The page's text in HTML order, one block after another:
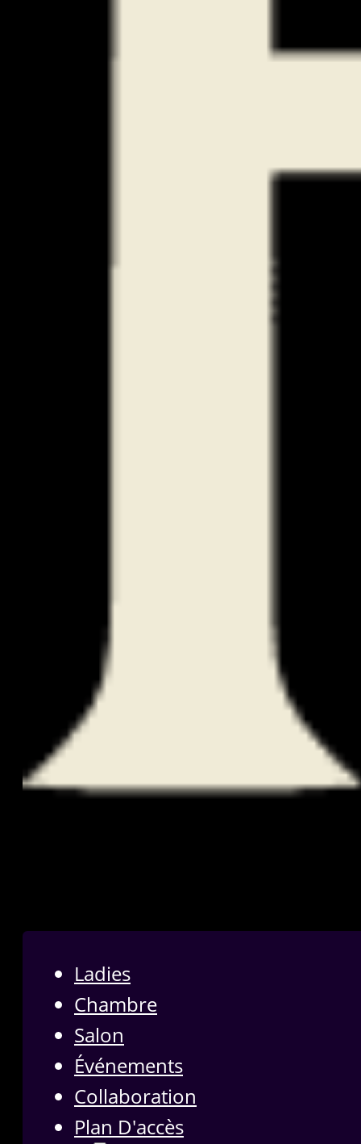
Ladies
Chambre
Salon
Événements
Collaboration
Plan D'accès